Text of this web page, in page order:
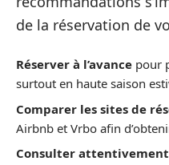
de la réservation de
Réserver à l’avance pour
surtout en haute saison
Comparer les sites de
Airbnb et Vrbo afin
Consulter